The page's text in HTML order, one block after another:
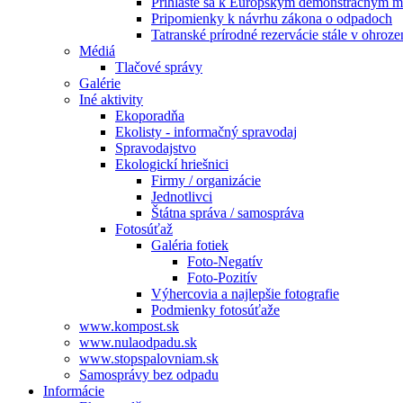
Pripomienky k návrhu zákona o odpadoch
Tatranské prírodné rezervácie stále v
Médiá
Tlačové správy
Galérie
Iné aktivity
Ekoporadňa
Ekolisty - informačný spravodaj
Spravodajstvo
Ekologickí hriešnici
Firmy / organizácie
Jednotlivci
Štátna správa / samospráva
Fotosúťaž
Galéria fotiek
Foto-Negatív
Foto-Pozitív
Výhercovia a najlepšie fotografie
Podmienky fotosúťaže
www.kompost.sk
www.nulaodpadu.sk
www.stopspalovniam.sk
Samosprávy bez odpadu
Informácie